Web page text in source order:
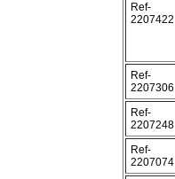
Ref-
2207422
Ref-
2207306
Ref-
2207248
Ref-
2207074